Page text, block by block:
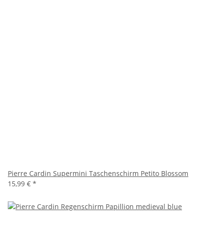
Pierre Cardin Supermini Taschenschirm Petito Blossom
15,99 € *